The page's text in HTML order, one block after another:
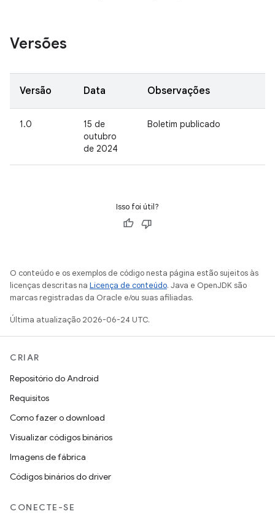
Versões
Versão Data Observações
1.0
15 de
outubro
de 2024
Boletim publicado
Isso foi útil?
O conteúdo e os exemplos de código nesta página estão sujeitos às
licenças descritas na Licença de conteúdo. Java e OpenJDK são
marcas registradas da Oracle e/ou suas afiliadas.
Última atualização 2026-06-24 UTC.
CRIAR
Repositório do Android
Requisitos
Como fazer o download
Visualizar códigos binários
Imagens de fábrica
Códigos binários do driver
CONECTE-SE